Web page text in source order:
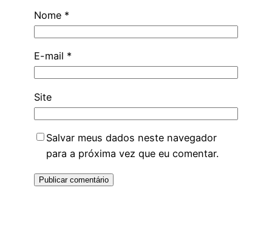
Nome *
E-mail *
Site
Salvar meus dados neste navegador
para a próxima vez que eu comentar.